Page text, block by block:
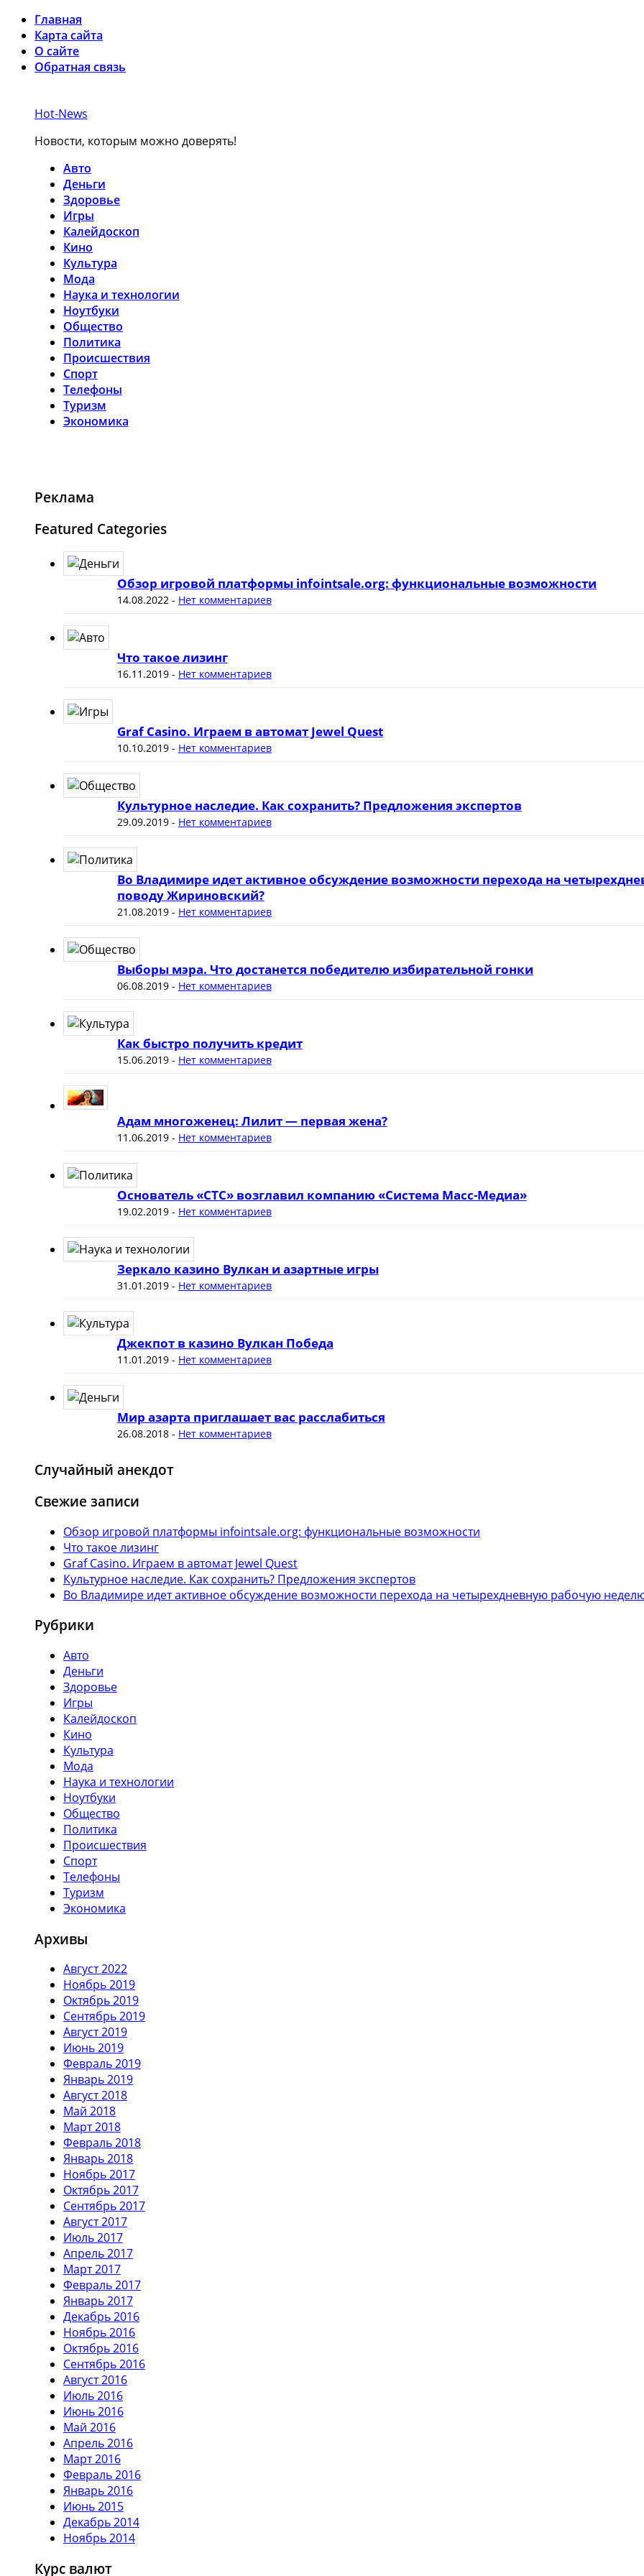
Главная
Карта сайта
О сайте
Обратная связь
Hot-News
Новости, которым можно доверять!
Авто
Деньги
Здоровье
Игры
Калейдоскоп
Кино
Культура
Мода
Наука и технологии
Ноутбуки
Общество
Политика
Происшествия
Спорт
Телефоны
Туризм
Экономика
Реклама
Featured Categories
Обзор игровой платформы infointsale.org: функциональные возможности
14.08.2022 - Нет комментариев
Что такое лизинг
16.11.2019- Нет комментариев
Graf Casino. Играем в автомат Jewel Quest
10.10.2019- Нет комментариев
Культурное наследие. Как сохранить? Предложения экспертов
29.09.2019- Нет комментариев
Во Владимире идет активное обсуждение возможности перехода на
поводу Жириновский?
21.08.2019- Нет комментариев
Выборы мэра. Что достанется победителю избирательной гонки
06.08.2019- Нет комментариев
Как быстро получить кредит
15.06.2019- Нет комментариев
Адам многоженец: Лилит — первая жена?
11.06.2019- Нет комментариев
Основатель «СТС» возглавил компанию «Система Масс-Медиа»
19.02.2019- Нет комментариев
Зеркало казино Вулкан и азартные игры
31.01.2019- Нет комментариев
Джекпот в казино Вулкан Победа
11.01.2019- Нет комментариев
Мир азарта приглашает вас расслабиться
26.08.2018- Нет комментариев
Случайный анекдот
Свежие записи
Обзор игровой платформы infointsale.org: функциональные возможности
Что такое лизинг
Graf Casino. Играем в автомат Jewel Quest
Культурное наследие. Как сохранить? Предложения экспертов
Во Владимире идет активное обсуждение возможности перехода на четырехдневную рабочую
Рубрики
Авто
Деньги
Здоровье
Игры
Калейдоскоп
Кино
Культура
Мода
Наука и технологии
Ноутбуки
Общество
Политика
Происшествия
Спорт
Телефоны
Туризм
Экономика
Архивы
Август 2022
Ноябрь 2019
Октябрь 2019
Сентябрь 2019
Август 2019
Июнь 2019
Февраль 2019
Январь 2019
Август 2018
Май 2018
Март 2018
Февраль 2018
Январь 2018
Ноябрь 2017
Октябрь 2017
Сентябрь 2017
Август 2017
Июль 2017
Апрель 2017
Март 2017
Февраль 2017
Январь 2017
Декабрь 2016
Ноябрь 2016
Октябрь 2016
Сентябрь 2016
Август 2016
Июль 2016
Июнь 2016
Май 2016
Апрель 2016
Март 2016
Февраль 2016
Январь 2016
Июнь 2015
Декабрь 2014
Ноябрь 2014
Курс валют